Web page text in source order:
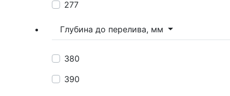
277
Глубина до перелива, мм
380
390